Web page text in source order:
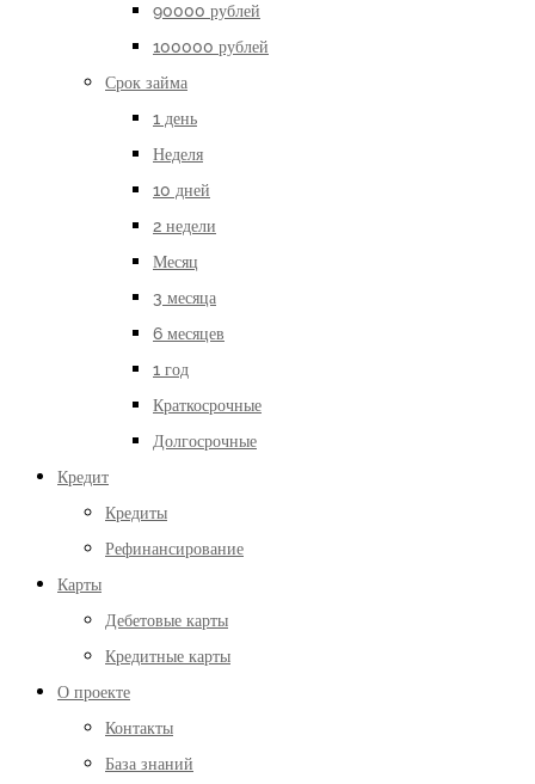
90000 рублей
100000 рублей
Срок займа
1 день
Неделя
10 дней
2 недели
Месяц
3 месяца
6 месяцев
1 год
Краткосрочные
Долгосрочные
Кредит
Кредиты
Рефинансирование
Карты
Дебетовые карты
Кредитные карты
О проекте
Контакты
База знаний